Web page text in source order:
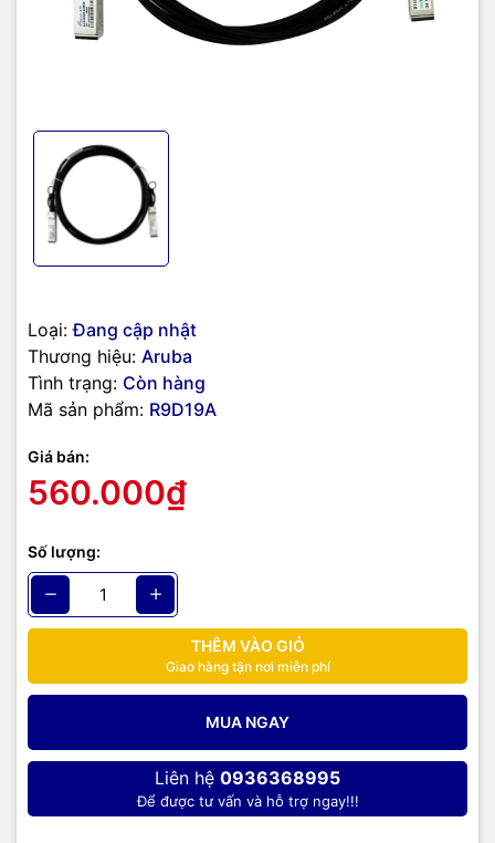
Loại: Đang cập nhật
Thương hiệu: Aruba
Tình trạng: Còn hàng
Mã sản phẩm: R9D19A
Giá bán:
560.000₫
Số lượng:
THÊM VÀO GIỎ
Giao hàng tận nơi miễn phí
MUA NGAY
Liên hệ 0936368995
Để được tư vấn và hỗ trợ ngay!!!